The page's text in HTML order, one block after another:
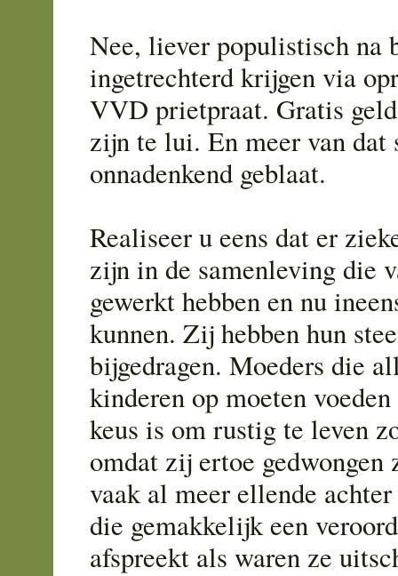
Nee, liever populistisch na
ingetrechterd krijgen via
VVD prietpraat. Gratis
zijn te lui. En meer van dat
onnadenkend geblaat.
Realiseer u eens dat er
zijn in de samenleving die
gewerkt hebben en nu
kunnen. Zij hebben hun
bijgedragen. Moeders die
kinderen op moeten
keus is om rustig te leven
omdat zij ertoe
vaak al meer ellende
die gemakkelijk een
afspreekt als waren ze